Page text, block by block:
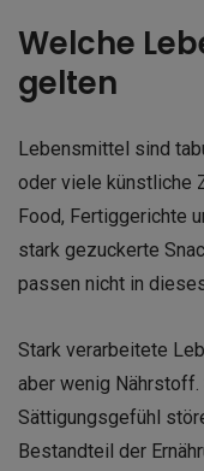
Welche
gelten
Lebensmittel sind
oder viele künstliche
Food, Fertiggerichte
stark gezuckerte
passen nicht in
Stark verarbeitete
aber wenig Nährstoff.
Sättigungsgefühl
Bestandteil der